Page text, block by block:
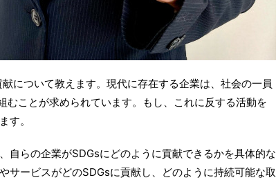
について教えます。現代に存在する企業は、社会の一員
むことが求められています。もし、これに反する活動を
す。
自らの企業がSDGsにどのように貢献できるかを具体的な
サービスがどのSDGsに貢献し、どのように持続可能な取